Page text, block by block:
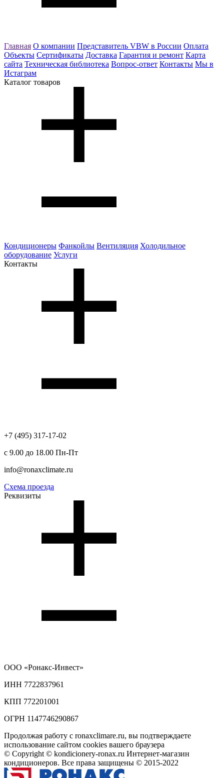
Главная О компании Представитель VBW в России Оплата
Объекты Сертификаты Доставка Гарантия и ремонт Карта
сайта Техническая библиотека Вопрос-ответ Контакты Мы в
Истаграм
Каталог товаров
Кондиционеры Фанкойлы Вентиляция Холодильное
оборудование Услуги
Контакты
+7 (495) 317-17-02
с 9.00 до 18.00 Пн-Пт
info@ronaxclimate.ru
Схема проезда
Реквизиты
ООО «Ронакс-Инвест»
ИНН 7722837961
КПП 772201001
ОГРН 1147746290867
Продолжая работу с ronaxclimare.ru, вы подтверждаете
использование сайтом cookies вашего браузера
© Copyright © kondicionery-ronax.ru Интернет-магазин
кондиционеров. Все права защищены © 2015-2022